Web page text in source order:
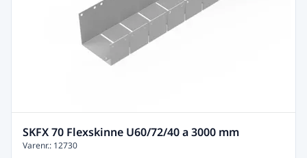
SKFX 70 Flexskinne U60/72/40 a 3000 mm
Varenr.: 12730